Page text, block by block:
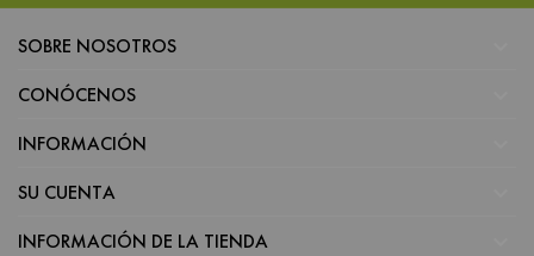
SOBRE NOSOTROS
CONÓCENOS
INFORMACIÓN
SU CUENTA
INFORMACIÓN DE LA TIENDA